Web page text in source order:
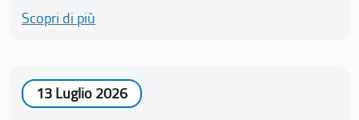
Scopri di più
13 Luglio 2026